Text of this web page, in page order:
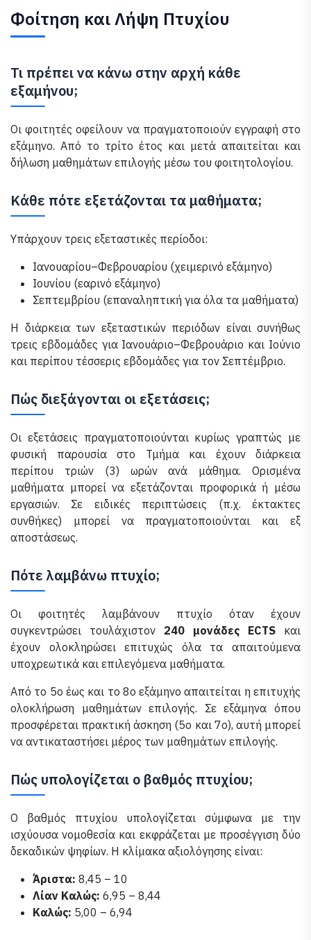
Φοίτηση και Λήψη Πτυχίου
Τι πρέπει να κάνω στην αρχή κάθε
εξαμήνου;
Οι φοιτητές οφείλουν να πραγματοποιούν εγγραφή στο
εξάμηνο. Από το τρίτο έτος και μετά απαιτείται και
δήλωση μαθημάτων επιλογής μέσω του φοιτητολογίου.
Κάθε πότε εξετάζονται τα μαθήματα;
Υπάρχουν τρεις εξεταστικές περίοδοι:
Ιανουαρίου–Φεβρουαρίου (χειμερινό εξάμηνο)
Ιουνίου (εαρινό εξάμηνο)
Σεπτεμβρίου (επαναληπτική για όλα τα μαθήματα)
Η διάρκεια των εξεταστικών περιόδων είναι συνήθως
τρεις εβδομάδες για Ιανουάριο–Φεβρουάριο και Ιούνιο
και περίπου τέσσερις εβδομάδες για τον Σεπτέμβριο.
Πώς διεξάγονται οι εξετάσεις;
Οι εξετάσεις πραγματοποιούνται κυρίως γραπτώς με
φυσική παρουσία στο Τμήμα και έχουν διάρκεια
περίπου τριών (3) ωρών ανά μάθημα. Ορισμένα
μαθήματα μπορεί να εξετάζονται προφορικά ή μέσω
εργασιών. Σε ειδικές περιπτώσεις (π.χ. έκτακτες
συνθήκες) μπορεί να πραγματοποιούνται και εξ
αποστάσεως.
Πότε λαμβάνω πτυχίο;
Οι φοιτητές λαμβάνουν πτυχίο όταν έχουν
συγκεντρώσει τουλάχιστον 240 μονάδες ECTS και
έχουν ολοκληρώσει επιτυχώς όλα τα απαιτούμενα
υποχρεωτικά και επιλεγόμενα μαθήματα.
Από το 5ο έως και το 8ο εξάμηνο απαιτείται η επιτυχής
ολοκλήρωση μαθημάτων επιλογής. Σε εξάμηνα όπου
προσφέρεται πρακτική άσκηση (5ο και 7ο), αυτή μπορεί
να αντικαταστήσει μέρος των μαθημάτων επιλογής.
Πώς υπολογίζεται ο βαθμός πτυχίου;
Ο βαθμός πτυχίου υπολογίζεται σύμφωνα με την
ισχύουσα νομοθεσία και εκφράζεται με προσέγγιση δύο
δεκαδικών ψηφίων. Η κλίμακα αξιολόγησης είναι:
Άριστα: 8,45 – 10
Λίαν Καλώς: 6,95 – 8,44
Καλώς: 5,00 – 6,94